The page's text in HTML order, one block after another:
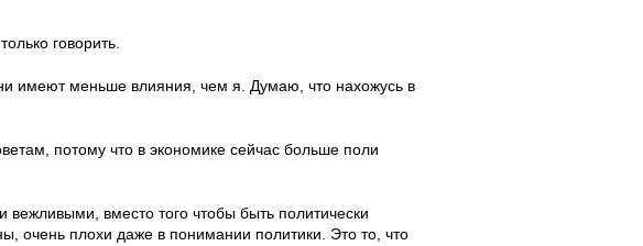
говорить.
имеют меньше влияния, чем я. Думаю, что нахожусь в
потому что в экономике сейчас больше поли
вместо того чтобы быть политически
очень плохи даже в понимании политики. Это то, что